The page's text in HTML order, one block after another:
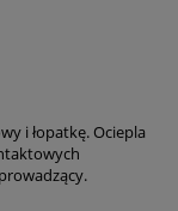
i łopatkę. Ociepla